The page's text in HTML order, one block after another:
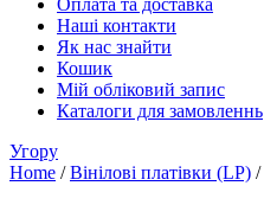
Наші контакти
Як нас знайти
Кошик
Мій обліковий запис
Каталоги для замовленнь
Угору
Home /Вінілові платівки (LP) /